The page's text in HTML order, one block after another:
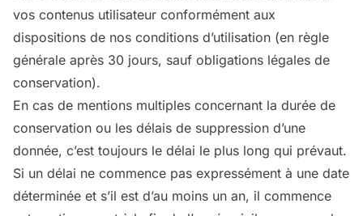
vos contenus utilisateur conformément aux
dispositions de nos conditions d’utilisation (en règle
générale après 30 jours, sauf obligations légales de
conservation).
En cas de mentions multiples concernant la durée de
conservation ou les délais de suppression d’une
donnée, c’est toujours le délai le plus long qui prévaut.
Si un délai ne commence pas expressément à une date
déterminée et s’il est d’au moins un an, il commence